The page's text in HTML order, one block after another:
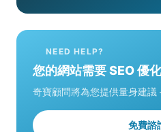
NEED HELP?
您的網站需要 SEO 優
奇寶顧問將為您提供量身建議
免費諮